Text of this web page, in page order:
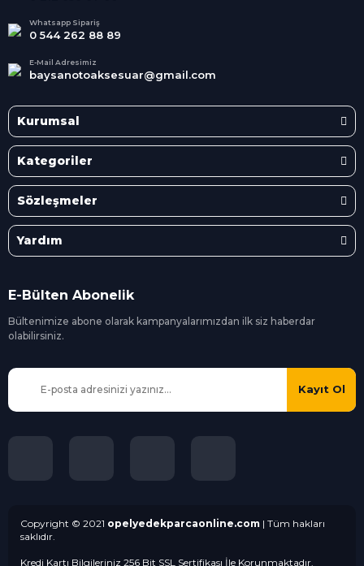
Whatsapp Sipariş
0 544 262 88 89
E-Mail Adresimiz
baysanotoaksesuar@gmail.com
Kurumsal
Kategoriler
Sözleşmeler
Yardım
E-Bülten Abonelik
Bültenimize abone olarak kampanyalarımızdan ilk siz haberdar
olabilirsiniz.
Kayıt Ol
Copyright © 2021 opelyedekparcaonline.com | Tüm hakları
saklıdır.
Kredi Kartı Bilgileriniz 256 Bit SSL Sertifikası İle Korunmaktadır.